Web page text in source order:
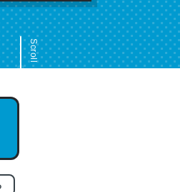
Scroll
レバーなんだろうなと凄く思
は原文もお勧め。自分はこの流
Then Covid hit. Shit.
？ by ラーズ・ヌートバー